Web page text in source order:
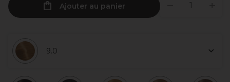
Ajouter au panier
9.0